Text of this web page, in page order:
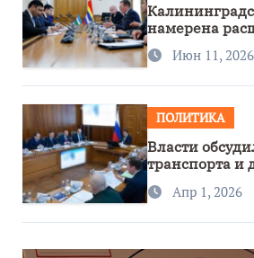
намерена
Июн 11, 2026
ПОЛИТИКА
Власти
транспорта и
региона
Апр 1, 2026